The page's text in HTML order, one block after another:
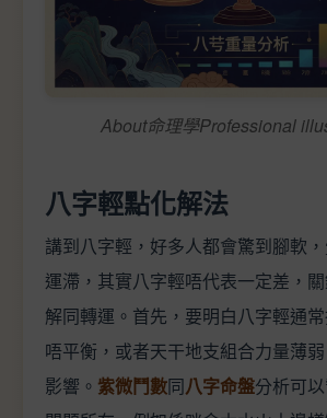
About命理學Professional
八字輕點化解法
講到八字輕，好多人都會驚到腳軟
運滯，其實八字輕唔代表一定差，
解同轉運。首先，要明白八字輕通
唔平衡，或者天干地支組合力量薄
影響。 紫微鬥數同八字命盤分析可